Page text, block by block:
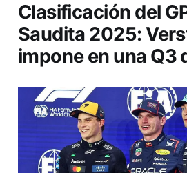
Clasificación del
Saudita 2025:
impone en una Q3